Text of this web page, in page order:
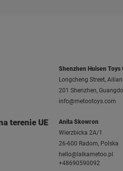
Shenzhen Huisen Toys
Longcheng Street,
201 Shenzhen,
info@metootoys.com
terenie UE
Anita Skowron
Wierzbicka 2A/1
26-600 Radom, Polska
hello@lalkametoo.pl
+48690590092